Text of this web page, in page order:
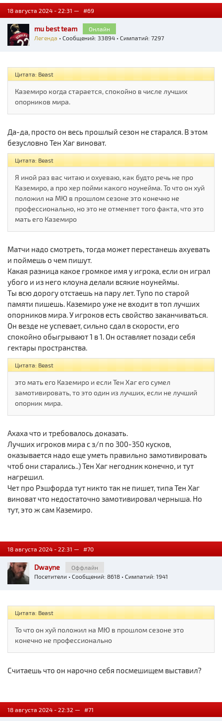
18 августа 2024 - 22:31 — #69
mu best team
Онлайн
Легенда • Сообщений: 33894 • Симпатий: 7297
Цитата: Beast
Каземиро когда старается, спокойно в числе лучших
опорников мира.
Да-да, просто он весь прошлый сезон не старался. В этом
безусловно Тен Хаг виноват.
Цитата: Beast
Я иной раз вас читаю и охуеваю, как будто речь не про
Каземиро, а про хер пойми какого ноунейма. То что он хуй
положил на МЮ в прошлом сезоне это конечно не
профессионально, но это не отменяет того факта, что это
мать его Каземиро
Матчи надо смотреть, тогда может перестанешь ахуевать
и поймешь о чем пишут.
Какая разница какое громкое имя у игрока, если он играл
убого и из него клоуна делали всякие ноунеймы.
Ты всю дорогу отстаешь на пару лет. Тупо по старой
памяти пишешь. Каземиро уже не входит в топ лучших
опорников мира. У игроков есть свойство заканчиваться.
Он везде не успевает, сильно сдал в скорости, его
спокойно обыгрывают 1 в 1. Он оставляет позади себя
гектары пространства.
Цитата: Beast
это мать его Каземиро и если Тен Хаг его сумел
замотивировать, то это один из лучших, если не лучший
опорник мира.
Ахаха что и требовалось доказать.
Лучших игроков мира с з/п по 300-350 кусков,
оказывается надо еще уметь правильно замотивировать
чтоб они старались..) Тен Хаг негодник конечно, и тут
нагрешил.
Чет про Рэшфорда тут никто так не пишет, типа Тен Хаг
виноват что недостаточно замотивировал черныша. Но
тут, это ж сам Каземиро.
18 августа 2024 - 22:31 — #70
Dwayne
Оффлайн
Посетители • Сообщений: 8618 • Симпатий: 1941
Цитата: Beast
То что он хуй положил на МЮ в прошлом сезоне это
конечно не профессионально
Считаешь что он нарочно себя посмешищем выставил?
18 августа 2024 - 22:32 — #71